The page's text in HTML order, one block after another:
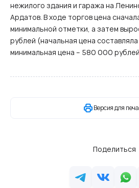
нежилого здания и гаража на
Ардатов. В ходе торгов цена
минимальной отметки, а затем
рублей (начальная цена
минимальная цена – 580 000
Версия для
Поделиться